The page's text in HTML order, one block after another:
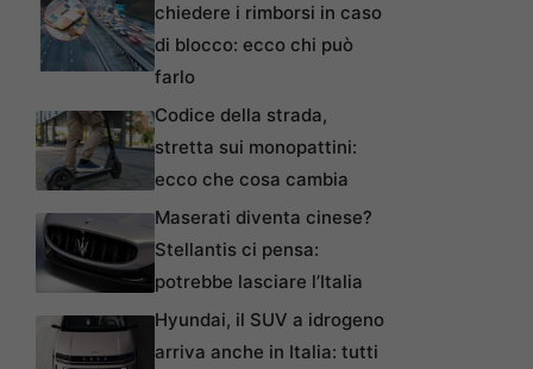
chiedere i rimborsi in caso
di blocco: ecco chi può
farlo
Codice della strada,
stretta sui monopattini:
ecco che cosa cambia
Maserati diventa cinese?
Stellantis ci pensa:
potrebbe lasciare l’Italia
Hyundai, il SUV a idrogeno
arriva anche in Italia: tutti